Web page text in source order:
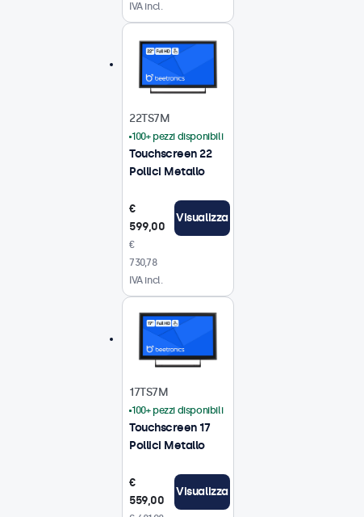
IVA incl.
Touchscreen 22
Pollici Metallo
22TS7M
100+ pezzi disponibili
€
599,00
€
730,78
IVA incl.
Visualizza
Touchscreen 17
Pollici Metallo
17TS7M
100+ pezzi disponibili
€
559,00
Visualizza